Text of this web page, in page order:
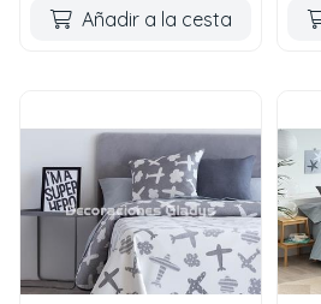
Añadir a la cesta